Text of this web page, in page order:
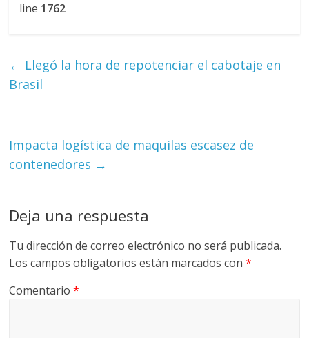
N
S
T
E
R
A
S
line 1762
← Llegó la hora de repotenciar el cabotaje en
Brasil
Impacta logística de maquilas escasez de
contenedores →
Deja una respuesta
Tu dirección de correo electrónico no será publicada.
Los campos obligatorios están marcados con*
Comentario*